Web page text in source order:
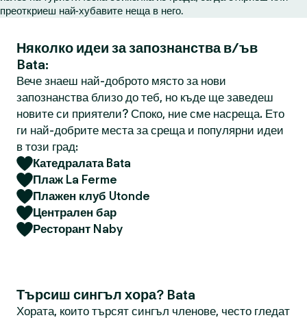
преоткриеш най-хубавите неща в него.
Няколко идеи за запознанства в/ъв
Bata:
Вече знаеш най-доброто място за нови
запознанства близо до теб, но къде ще заведеш
новите си приятели? Споко, ние сме насреща. Ето
ги най-добрите места за среща и популярни идеи
в този град:
Катедралата Bata
Плаж La Ferme
Плажен клуб Utonde
Централен бар
Ресторант Naby
Търсиш сингъл хора? Bata
Хората, които търсят сингъл членове, често гледат